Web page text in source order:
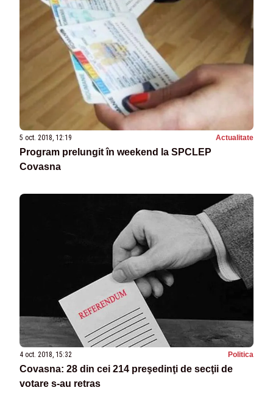
5 oct. 2018, 12:19 Actualitate
Program prelungit în weekend la SPCLEP
Covasna
4 oct. 2018, 15:32 Politica
Covasna: 28 din cei 214 preşedinţi de secţii de
votare s-au retras